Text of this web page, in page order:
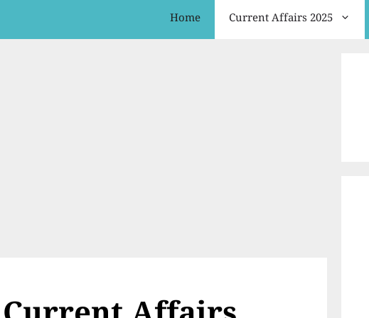
Home Current Affairs 2025